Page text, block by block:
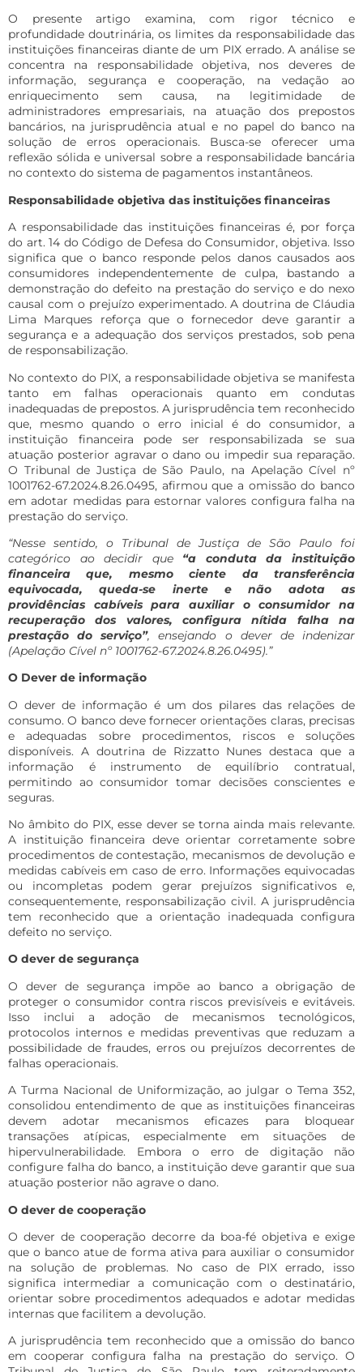
O presente artigo examina, com rigor técnico e
profundidade doutrinária, os limites da responsabilidade das
instituições financeiras diante de um PIX errado. A análise se
concentra na responsabilidade objetiva, nos deveres de
informação, segurança e cooperação, na vedação ao
enriquecimento sem causa, na legitimidade de
administradores empresariais, na atuação dos prepostos
bancários, na jurisprudência atual e no papel do banco na
solução de erros operacionais. Busca-se oferecer uma
reflexão sólida e universal sobre a responsabilidade bancária
no contexto do sistema de pagamentos instantâneos.
Responsabilidade objetiva das instituições financeiras
A responsabilidade das instituições financeiras é, por força
do art. 14 do Código de Defesa do Consumidor, objetiva. Isso
significa que o banco responde pelos danos causados aos
consumidores independentemente de culpa, bastando a
demonstração do defeito na prestação do serviço e do nexo
causal com o prejuízo experimentado. A doutrina de Cláudia
Lima Marques reforça que o fornecedor deve garantir a
segurança e a adequação dos serviços prestados, sob pena
de responsabilização.
No contexto do PIX, a responsabilidade objetiva se manifesta
tanto em falhas operacionais quanto em condutas
inadequadas de prepostos. A jurisprudência tem reconhecido
que, mesmo quando o erro inicial é do consumidor, a
instituição financeira pode ser responsabilizada se sua
atuação posterior agravar o dano ou impedir sua reparação.
O Tribunal de Justiça de São Paulo, na Apelação Cível nº
1001762-67.2024.8.26.0495, afirmou que a omissão do banco
em adotar medidas para estornar valores configura falha na
prestação do serviço.
“Nesse sentido, o Tribunal de Justiça de São Paulo foi
categórico ao decidir que “a conduta da instituição
financeira que, mesmo ciente da transferência
equivocada, queda-se inerte e não adota as
providências cabíveis para auxiliar o consumidor na
recuperação dos valores, configura nítida falha na
prestação do serviço”, ensejando o dever de indenizar
(Apelação Cível nº 1001762-67.2024.8.26.0495).”
O Dever de informação
O dever de informação é um dos pilares das relações de
consumo. O banco deve fornecer orientações claras, precisas
e adequadas sobre procedimentos, riscos e soluções
disponíveis. A doutrina de Rizzatto Nunes destaca que a
informação é instrumento de equilíbrio contratual,
permitindo ao consumidor tomar decisões conscientes e
seguras.
No âmbito do PIX, esse dever se torna ainda mais relevante.
A instituição financeira deve orientar corretamente sobre
procedimentos de contestação, mecanismos de devolução e
medidas cabíveis em caso de erro. Informações equivocadas
ou incompletas podem gerar prejuízos significativos e,
consequentemente, responsabilização civil. A jurisprudência
tem reconhecido que a orientação inadequada configura
defeito no serviço.
O dever de segurança
O dever de segurança impõe ao banco a obrigação de
proteger o consumidor contra riscos previsíveis e evitáveis.
Isso inclui a adoção de mecanismos tecnológicos,
protocolos internos e medidas preventivas que reduzam a
possibilidade de fraudes, erros ou prejuízos decorrentes de
falhas operacionais.
A Turma Nacional de Uniformização, ao julgar o Tema 352,
consolidou entendimento de que as instituições financeiras
devem adotar mecanismos eficazes para bloquear
transações atípicas, especialmente em situações de
hipervulnerabilidade. Embora o erro de digitação não
configure falha do banco, a instituição deve garantir que sua
atuação posterior não agrave o dano.
O dever de cooperação
O dever de cooperação decorre da boa-fé objetiva e exige
que o banco atue de forma ativa para auxiliar o consumidor
na solução de problemas. No caso de PIX errado, isso
significa intermediar a comunicação com o destinatário,
orientar sobre procedimentos adequados e adotar medidas
internas que facilitem a devolução.
A jurisprudência tem reconhecido que a omissão do banco
em cooperar configura falha na prestação do serviço. O